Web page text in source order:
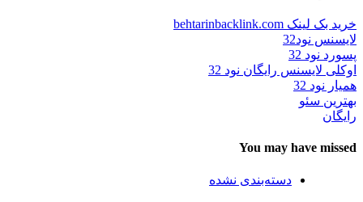
خرید بک لینک behtarinbacklink.com
لایسنس نود32
پسورد نود 32
اوکلی لایسنس رایگان نود 32
همیار نود 32
بهترین سئو
رایگان
You may have missed
دسته‌بندی نشده